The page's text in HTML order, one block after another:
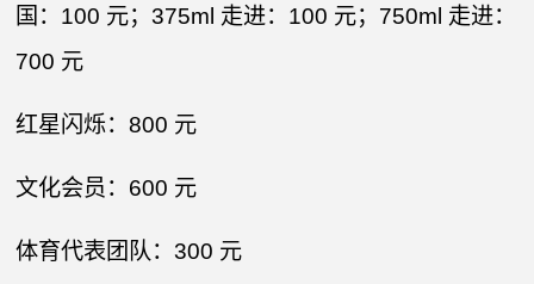
国：100 元；375ml 走进：100 元；750ml 走进：
700 元​
红星闪烁：800 元​
文化会员：600 元​
体育代表团队：300 元​